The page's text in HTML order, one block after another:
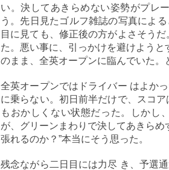
い。決してあきらめない姿勢がプレ
う。先日見たゴルフ雑誌の写真によ
目に見ても、修正後の方がよさそう
た。悪い事に、引っかけを避けよう
のまま、全英オープンに臨んでいた。
全英オープンではドライバー はよか
に乗らない。初日前半だけで、スコ
もおかしくない状態だった。しかし
が、グリーンまわりで決してあきら
張れるのか？”本当にそう思った。
残念ながら二日目には力尽 き、予選